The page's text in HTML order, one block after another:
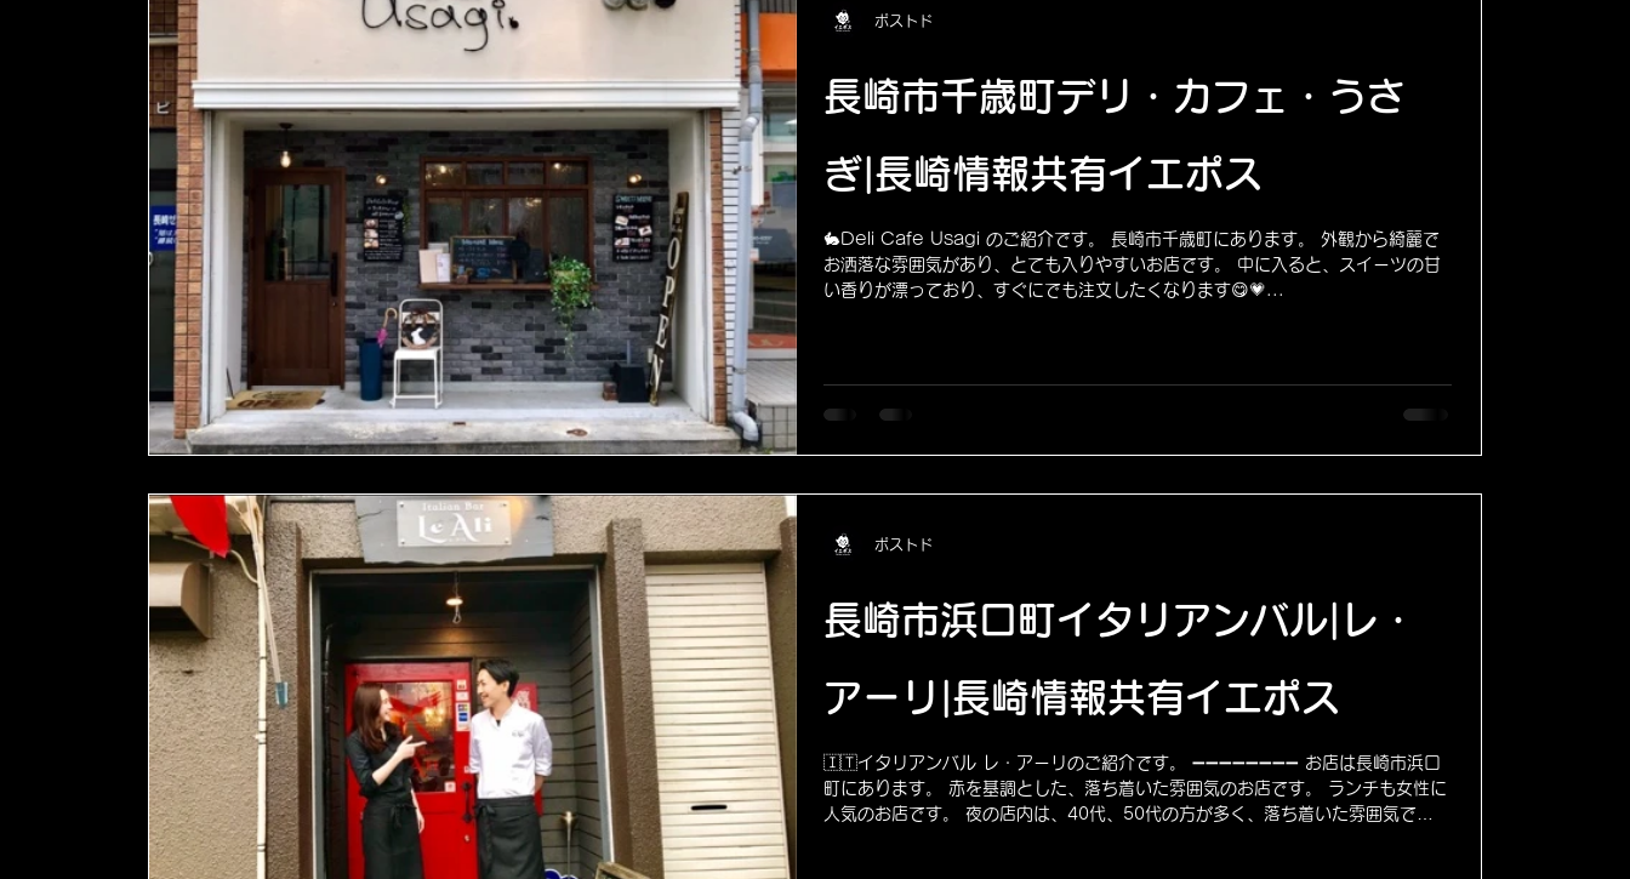
長崎市千歳町デリ・カフェ・うさ
ぎ|長崎情報共有イエポス
🐇Deli Cafe Usagi のご紹介です。 長崎市千歳町にあります。 外観から綺麗で
お洒落な雰囲気があり、とても入りやすいお店です。 中に入ると、スイーツの甘
い香りが漂っており、すぐにでも注文したくなります😋💗...
ポストド
長崎市浜口町イタリアンバル|レ・
アーリ|長崎情報共有イエポス
🇮🇹イタリアンバル レ・アーリのご紹介です。 ➖➖➖➖➖➖➖➖ お店は長崎市浜口
町にあります。 赤を基調とした、落ち着いた雰囲気のお店です。 ランチも女性に
人気のお店です。 夜の店内は、40代、50代の方が多く、落ち着いた雰囲気で
ポストド